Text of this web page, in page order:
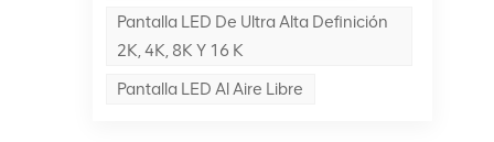
Pantalla LED De Ultra Alta Definición
2K, 4K, 8K Y 16 K
Pantalla LED Al Aire Libre